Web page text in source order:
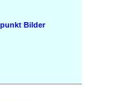
Bilder